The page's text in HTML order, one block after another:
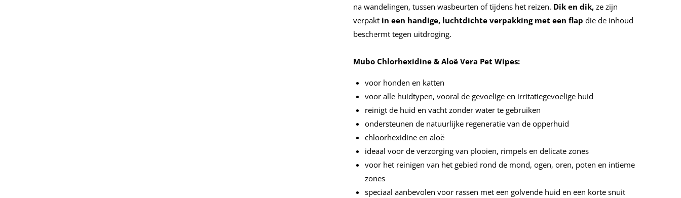
na wandelingen, tussen wasbeurten of tijdens het reizen. Dik en dik, ze zijn
verpakt in een handige, luchtdichte verpakking met een flap die de inhoud
beschermt tegen uitdroging.
Mubo Chlorhexidine & Aloë Vera Pet Wipes:
voor honden en katten
voor alle huidtypen, vooral de gevoelige en irritatiegevoelige huid
reinigt de huid en vacht zonder water te gebruiken
ondersteunen de natuurlijke regeneratie van de opperhuid
chloorhexidine en aloë
ideaal voor de verzorging van plooien, rimpels en delicate zones
voor het reinigen van het gebied rond de mond, ogen, oren, poten en intieme
zones
speciaal aanbevolen voor rassen met een golvende huid en een korte snuit